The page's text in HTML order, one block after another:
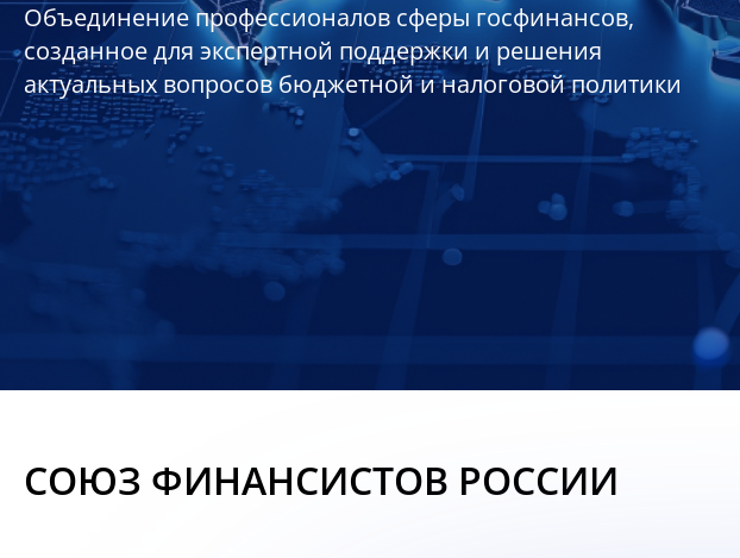
Объединение профессионалов сферы госфинансов,
созданное для экспертной поддержки и решения
актуальных вопросов бюджетной и налоговой политики
СОЮЗ ФИНАНСИСТОВ РОССИИ